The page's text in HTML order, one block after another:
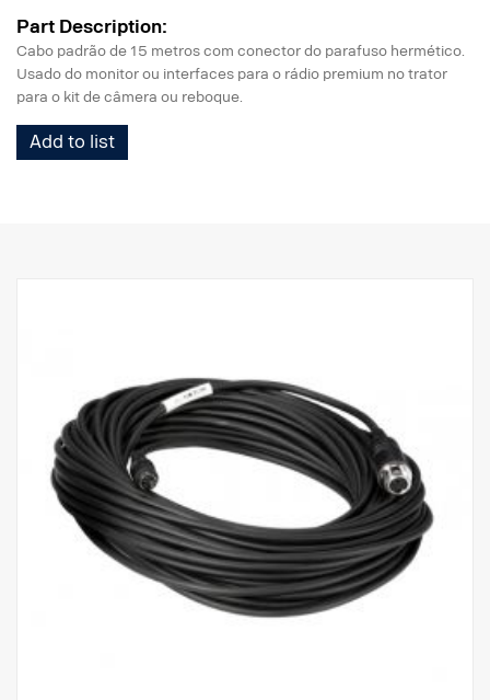
Part Description:
Cabo padrão de 15 metros com conector do parafuso hermético.
Usado do monitor ou interfaces para o rádio premium no trator
para o kit de câmera ou reboque.
Add to list